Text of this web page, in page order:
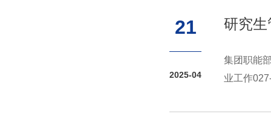
21
2025-04
研究
集团职能
业工作